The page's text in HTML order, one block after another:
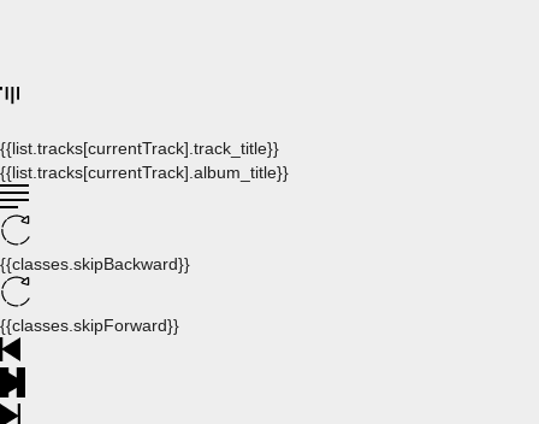
{{list.tracks[currentTrack].track_title}}
{{list.tracks[currentTrack].album_title}}
{{classes.skipBackward}}
{{classes.skipForward}}